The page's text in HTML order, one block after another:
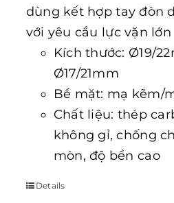
dùng kết hợp tay đòn
với yêu cầu lực vặn lớn
Kích thước: Ø19/
Ø17/21mm
Bề mặt: mạ kẽm/
Chất liệu: thép
không gỉ, chống
mòn, độ bền cao
Details